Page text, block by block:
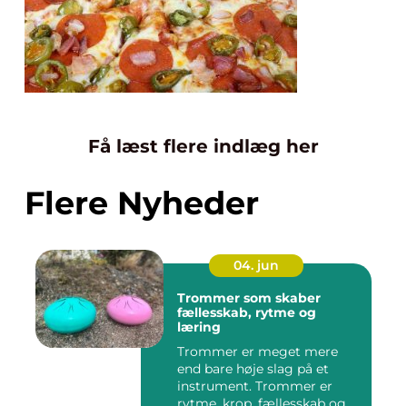
Få læst flere indlæg her
Flere Nyheder
04. jun
Trommer som skaber
fællesskab, rytme og
læring
Trommer er meget mere
end bare høje slag på et
instrument. Trommer er